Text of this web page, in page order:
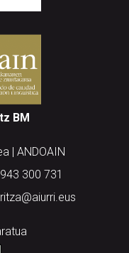
BM
| ANDOAIN
300 731